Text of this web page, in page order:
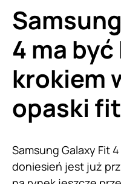
4 ma
krokiem
opaski
Samsung Galaxy Fit
doniesień jest już